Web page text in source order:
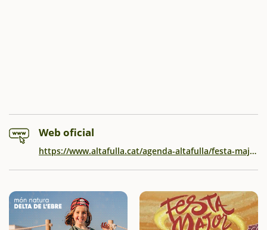
Web oficial
https://www.altafulla.cat/agenda-altafulla/festa-major-de-sant-marti-2025-i-agenda-de-novembre_1405